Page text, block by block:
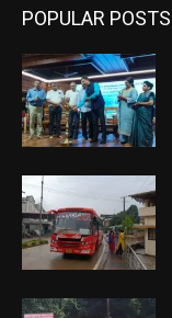
POPULAR POSTS